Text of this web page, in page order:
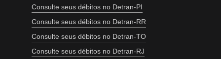
Consulte seus débitos no Detran-PI
Consulte seus débitos no Detran-RR
Consulte seus débitos no Detran-TO
Consulte seus débitos no Detran-RJ